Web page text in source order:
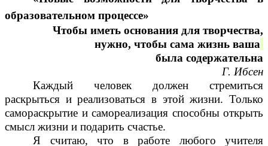
образовательном процессе»
Чтобы иметь основания для творчества,
нужно, чтобы сама жизнь ваша
была содержательна
Г. Ибсен
Каждый человек должен стремиться
раскрыться и реализоваться в этой жизни. Только
самораскрытие и самореализация способны открыть
смысл жизни и подарить счастье.
Я считаю, что в работе любого учителя